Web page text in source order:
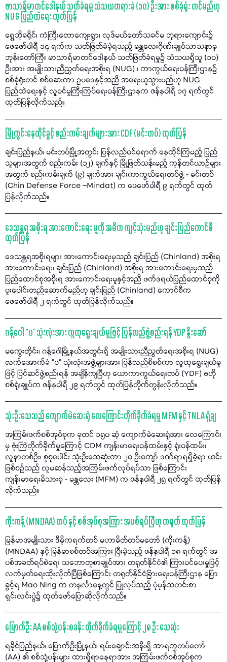
ဖာသာရ်မာတင်ဒေါနယ် သတ်ခံရမှု သံသယတရားခံ (၁၀) ဦးအား စစ်ခုံရုံး တင်မည်ဟု
NUG ပြည်ထဲရေး ထုတ်ပြန်
ရွှေဘိုခရိုင်၊ ကံကြီးတောကျေးရွာ၊ လုဒ်မယ်တော်သခင်မ ဘုရားကျောင်း၌
ဖေဖော်ဝါရီ ၁၄ ရက်က သတ်ဖြတ်ခံခဲ့ရသည့် မန္တလေးဂိုဏ်းချုပ်သာသနာမှ
ဘုန်းတော်ကြီး မာသာရ်မာတင်ဒေါနယ် သတ်ဖြတ်ခံရမှု၌ သံသယရှိသူ (၁၀)
ဦးအား အမျိုးသားညီညွတ်ရေးအစိုးရ (NUG) ၊ ကာကွယ်ရေးဝန်ကြီးဌာန၌
စစ်ခုံရုံးတင် စစ်ဆေးကာ ဥပဒေနှင့်အညီ အရေးယူသွားမည်ဟု NUG
ပြည်ထဲရေးနှင့် လူဝင်မှုကြီးကြပ်ရေးဝန်ကြီးဌာနက ဇန်နဝါရီ ၁၇ ရက်တွင်
ထုတ်ပြန်လိုက်သည်။
မြို့တွင်းနေထိုင်ခွင့် စည်းကမ်းချက်များအား CDF (မင်းတပ်) ထုတ်ပြန်
ချင်းပြည်နယ်၊ မင်းတပ်မြို့အတွင်း ပြန်လည်ဝင်ရောက် နေထိုင်ကြမည့် ပြည်
သူများအတွက် စည်းကမ်း (၁၂) ချက်နှင့် မြို့ဖြတ်သန်းမည့် ကုန်တင်ယာဉ်များ
အတွက် စည်းကမ်းချက် (၉) ချက်အား ချင်းကာကွယ်ရေးတပ်ဖွဲ့ - မင်းတပ်
(Chin Defense Force –Mindat) က ဖေဖော်ဝါရီ ၉ ရက်တွင် ထုတ်
ပြန်လိုက်သည်။
ဒေသန္တရ အစိုးရ အားကောင်းရေး မူကို အဓိက ကျင့်သုံးမည်ဟု ချင်းပြည်ကောင်စီ
ထုတ်ပြန်
ဒေသန္တရအစိုးရများ အားကောင်းရေးမှသည် ချင်းပြည် (Chinland) အစိုးရ
အားကောင်းရေး၊ ချင်းပြည် (Chinland) အစိုးရ အားကောင်းရေးမှသည်
ပြည်ထောင်စုအစိုးရ အားကောင်းရေးမူနှင့်အညီ ဖက်ဒရယ်ပြည်ထောင်စုကို
ပူးပေါင်းတည်ဆောက်မည်ဟု ချင်းပြည် (Chinland) ကောင်စီက
ဖေဖော်ဝါရီ ၂ ရက်တွင် ထုတ်ပြန်လိုက်သည်။
ဂန့်ဂေါ “ပ" သုံးလုံးအား လူထုရွေးချယ်မှုဖြင့် ပြန်လည်ဖွဲ့စည်းရန် YDP နှိုးဆော်
မကွေးတိုင်း၊ ဂန့်ဂေါမြို့နယ်အတွင်းရှိ အမျိုးသားညီညွတ်ရေးအစိုးရ (NUG)
လက်အောက်ခံ "ပ" သုံးလုံးအဖွဲ့များအား ပြန်လည်စိစစ်ကာ လူထုရွေးချယ်မှု
ဖြင့် ပြင်ဆင်ဖွဲ့စည်းရန် အချိန်ကျပြီဟု ယောကာကွယ်ရေးတပ် (YDF) ဗဟို
စစ်ရုံးချုပ်က ဇန်နဝါရီ ၂၉ ရက်တွင် ထုတ်ပြန်တိုက်တွန်းလိုက်သည်။
သုံးဦးသေသည့် ကျောက်မဲဆေးရုံ လေကြောင်းတိုက်ခိုက်ခံရမှု MFM နှင့် TNLA ရှုံ့ချ
အကြမ်းဖက်စစ်အုပ်စုက ခုတင် ၁၅၀ ဆံ့ ကျောက်မဲဆေးရုံအား လေကြောင်း
မှ ဗုံးကြဲတိုက်ခိုက်မှုကြောင့် CDM ကျန်းမာရေးဝန်ထမ်းနှင့် ရုံးဝန်ထမ်း၊
လူနာတစ်ဦး၊ စုစုပေါင်း သုံးဦးသေဆုံးကာ ၂၀ ဦးကျော် ဒဏ်ရာရရှိခဲ့ရာ ယင်း
ဖြစ်စဉ်သည် လူမဆန်သည့်အကြမ်းဖက်လုပ်ရပ်သာ ဖြစ်ကြောင်း
ကျန်းမာရေးမိသားစု - မန္တလေး (MFM) က ဇန်နဝါရီ ၂၅ ရက်တွင် ထုတ်ပြန်
လိုက်သည်။
ကိုးကန့် (MNDAA) တပ် နှင့် စစ်အုပ်စုအကြား အပစ်ရပ်ပြီဟု တရုတ် ထုတ်ပြန်
မြန်မာအမျိုးသား ဒီမိုကရက်တစ် မဟာမိတ်တပ်မတော် (ကိုးကန့်)
(MNDAA) နှင့် မြန်မာစစ်တပ်အကြား ပြီးခဲ့သည့် ဇန်နဝါရီ ၁၈ ရက်တွင် အ
ပစ်အခတ်ရပ်စဲရေး သဘောတူစာချုပ်အား တရုတ်နိုင်ငံ၏ ကြားဝင်ပေးမှုဖြင့်
လက်မှတ်ရေးထိုးလိုက်ပြီဖြစ်ကြောင်း တရုတ်နိုင်ငံခြားရေးဝန်ကြီးဌာန ပြော
ခွင့်ရ Mao Ning က တနင်္လာနေ့တွင် ပြုလုပ်သည့် ပုံမှန်သတင်းစာ
ရှင်းလင်းပွဲ၌ ထုတ်ဖော်ပြောဆိုလိုက်သည်။
မြောက်ဦး AA စစ်သုံ့ပန်းစခန်း တိုက်ခိုက်ခံရမှုကြောင့် ၂၈ ဦး သေဆုံး
ရခိုင်ပြည်နယ်၊ မြောက်ဦးမြို့နယ်၊ ရမ်းချောင်းအနီးရှိ အာရက္ခတပ်တော်
(AA) ၏ စစ်သုံ့ပန်းများ ထားရှိရာနေရာအား အကြမ်းဖက်စစ်အုပ်စုက